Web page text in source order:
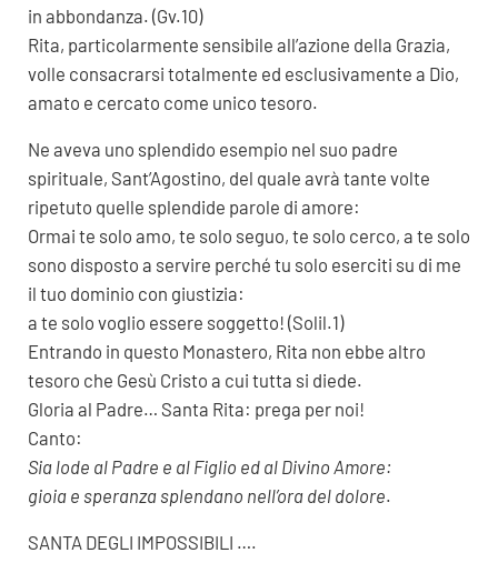
in abbondanza. (Gv.10)
Rita, particolarmente sensibile all’azione della Grazia,
volle consacrarsi totalmente ed esclusivamente a Dio,
amato e cercato come unico tesoro.
Ne aveva uno splendido esempio nel suo padre
spirituale, Sant’Agostino, del quale avrà tante volte
ripetuto quelle splendide parole di amore:
Ormai te solo amo, te solo seguo, te solo cerco, a te solo
sono disposto a servire perché tu solo eserciti su di me
il tuo dominio con giustizia:
a te solo voglio essere soggetto! (Solil.1)
Entrando in questo Monastero, Rita non ebbe altro
tesoro che Gesù Cristo a cui tutta si diede.
Gloria al Padre… Santa Rita: prega per noi!
Canto:
Sia lode al Padre e al Figlio ed al Divino Amore:
gioia e speranza splendano nell’ora del dolore.
SANTA DEGLI IMPOSSIBILI ….